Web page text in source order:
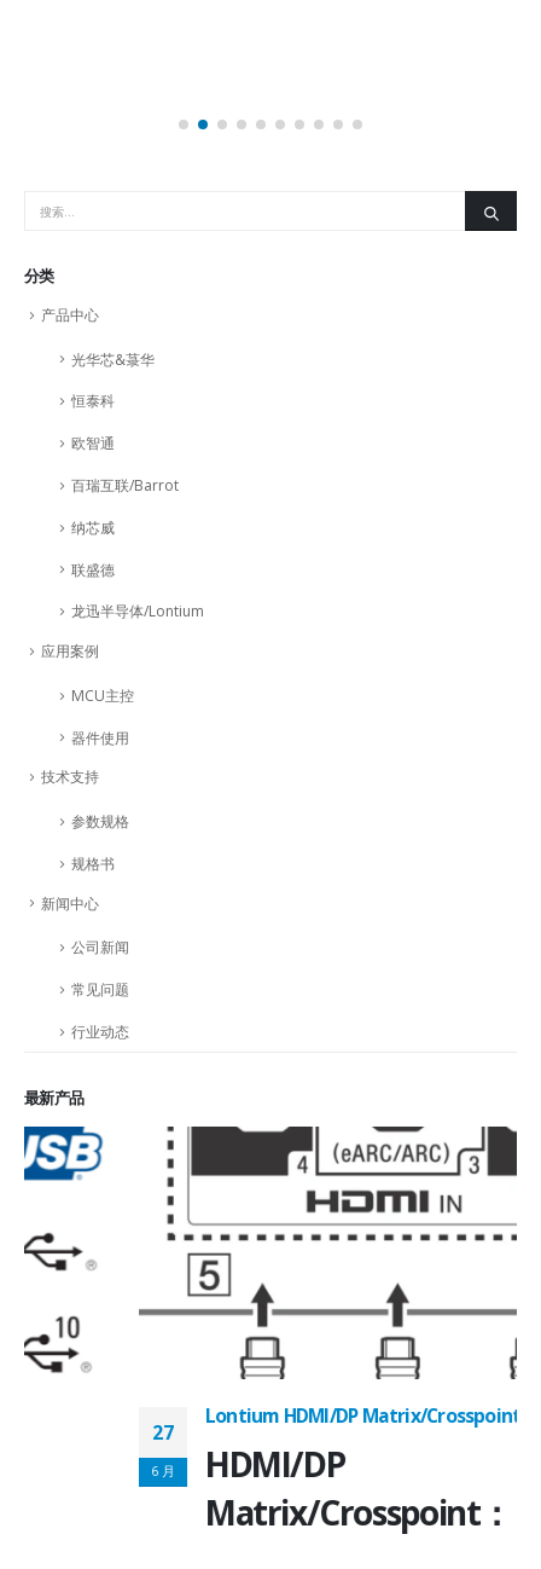
分类
产品中心
光华芯&菉华
恒泰科
欧智通
百瑞互联/Barrot
纳芯威
联盛德
龙迅半导体/Lontium
应用案例
MCU主控
器件使用
技术支持
参数规格
规格书
新闻中心
公司新闻
常见问题
行业动态
最新产品
Lontium HDMI/DP Matrix/Crosspoint 选型表
HDMI/DP
Matrix/Crosspoint：